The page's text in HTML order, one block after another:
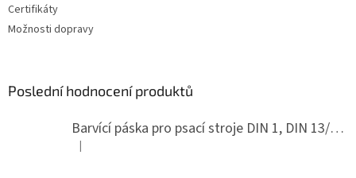
Certifikáty
Možnosti dopravy
Poslední hodnocení produktů
Barvící páska pro psací stroje DIN 1, DIN 13/10, LAND, PA červenočerná
Hodnocení produktu je 5 z 5 hvězdiček.
|